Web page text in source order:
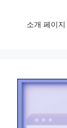
소개 페이